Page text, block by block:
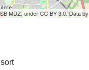
MDZ, under CC BY 3.0. Data